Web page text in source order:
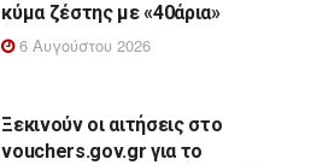
κύμα ζέστης με «40άρια»
6 Αυγούστου 2026
Ξεκινούν οι αιτήσεις στο
vouchers.gov.gr για το